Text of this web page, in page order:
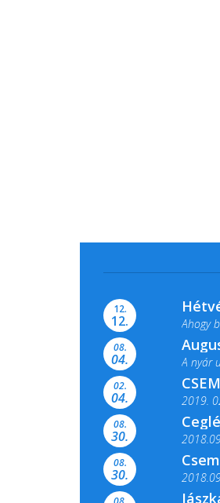
12.
12. Ahogy
08.
04. A nyár
02.
04. 2019.
Színes
08.
30.
08.
30.